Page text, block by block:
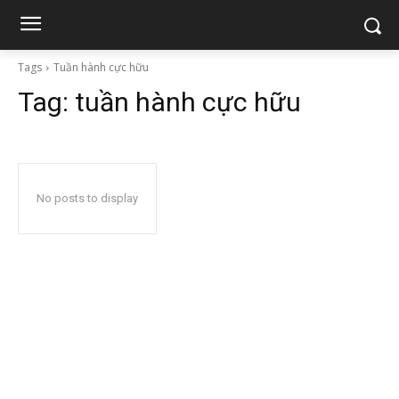
Tags Tuần hành cực hữu
Tag: tuần hành cực hữu
No posts to display